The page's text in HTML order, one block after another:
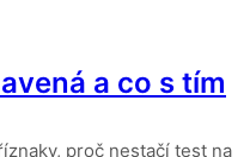
a co s tím
proč nestačí test na